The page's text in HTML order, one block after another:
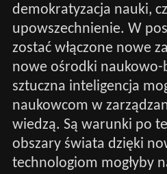
demokratyzacja nauki,
upowszechnienie. W
zostać włączone nowe
nowe ośrodki naukowo-
sztuczna inteligencja
naukowcom w
wiedzą. Są warunki po
obszary świata dzięki
technologiom mogłyby